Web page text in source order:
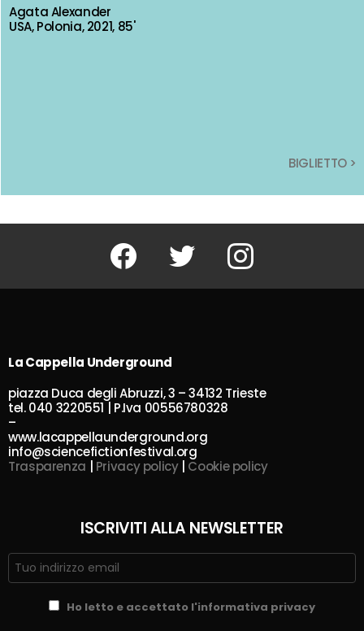
Agata Alexander
USA, Polonia, 2021, 85'
BIGLIETTO >
Agata Alexander
USA, Polonia, 2021, 85'
BIGLIETTO >
Facebook Twitter Instagram
La Cappella Underground
piazza Duca degli Abruzzi, 3 – 34132 Trieste
tel. 040 3220551 | P.Iva 00556780328
–
www.lacappellaunderground.org
info@sciencefictionfestival.org
Trasparenza
Privacy policy| Cookie policy
ISCRIVITI ALLA NEWSLETTER
Ho letto e accettato l'informativa privacy